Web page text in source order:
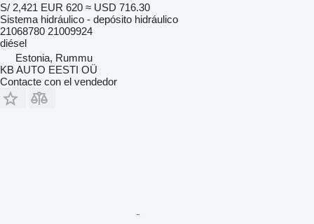
S/ 2,421 EUR 620 ≈ USD 716.30
Sistema hidráulico - depósito hidráulico
21068780 21009924
diésel
Estonia, Rummu
KB AUTO EESTI OÜ
Contacte con el vendedor